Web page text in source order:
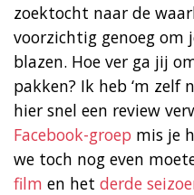
zoektocht naar de
voorzichtig genoeg om
blazen. Hoe ver ga jij
pakken? Ik heb ‘m
hier snel een review
Facebook-groep mis je
we toch nog even
film en het derde